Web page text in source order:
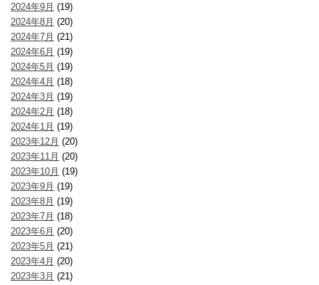
2024年9月 (19)
2024年8月 (20)
2024年7月 (21)
2024年6月 (19)
2024年5月 (19)
2024年4月 (18)
2024年3月 (19)
2024年2月 (18)
2024年1月 (19)
2023年12月 (20)
2023年11月 (20)
2023年10月 (19)
2023年9月 (19)
2023年8月 (19)
2023年7月 (18)
2023年6月 (20)
2023年5月 (21)
2023年4月 (20)
2023年3月 (21)